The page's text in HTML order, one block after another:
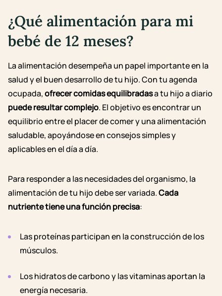
¿Qué alimentación para mi
bebé de 12 meses?
La alimentación desempeña un papel importante en la
salud y el buen desarrollo de tu hijo. Con tu agenda
ocupada,ofrecer comidas equilibradasa tu hijo a diario
puede resultar complejo. El objetivo es encontrar un
equilibrio entre el placer de comer y una alimentación
saludable, apoyándose en consejos simples y
aplicables en el día a día.
Para responder a las necesidades del organismo, la
alimentación de tu hijo debe ser variada.Cada
nutriente tiene una función precisa:
Las proteínas participan en la construcción de los
músculos.
Los hidratos de carbono y las vitaminas aportan la
energía necesaria.